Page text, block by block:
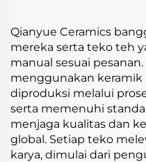
untuk Rumah
Qianyue Ceramics
mereka serta teko teh
manual sesuai
menggunakan
diproduksi melalui
serta memenuhi
menjaga kualitas dan
global. Setiap teko
karya, dimulai dari